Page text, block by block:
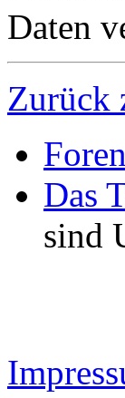
Daten
Zurück
Das
sind